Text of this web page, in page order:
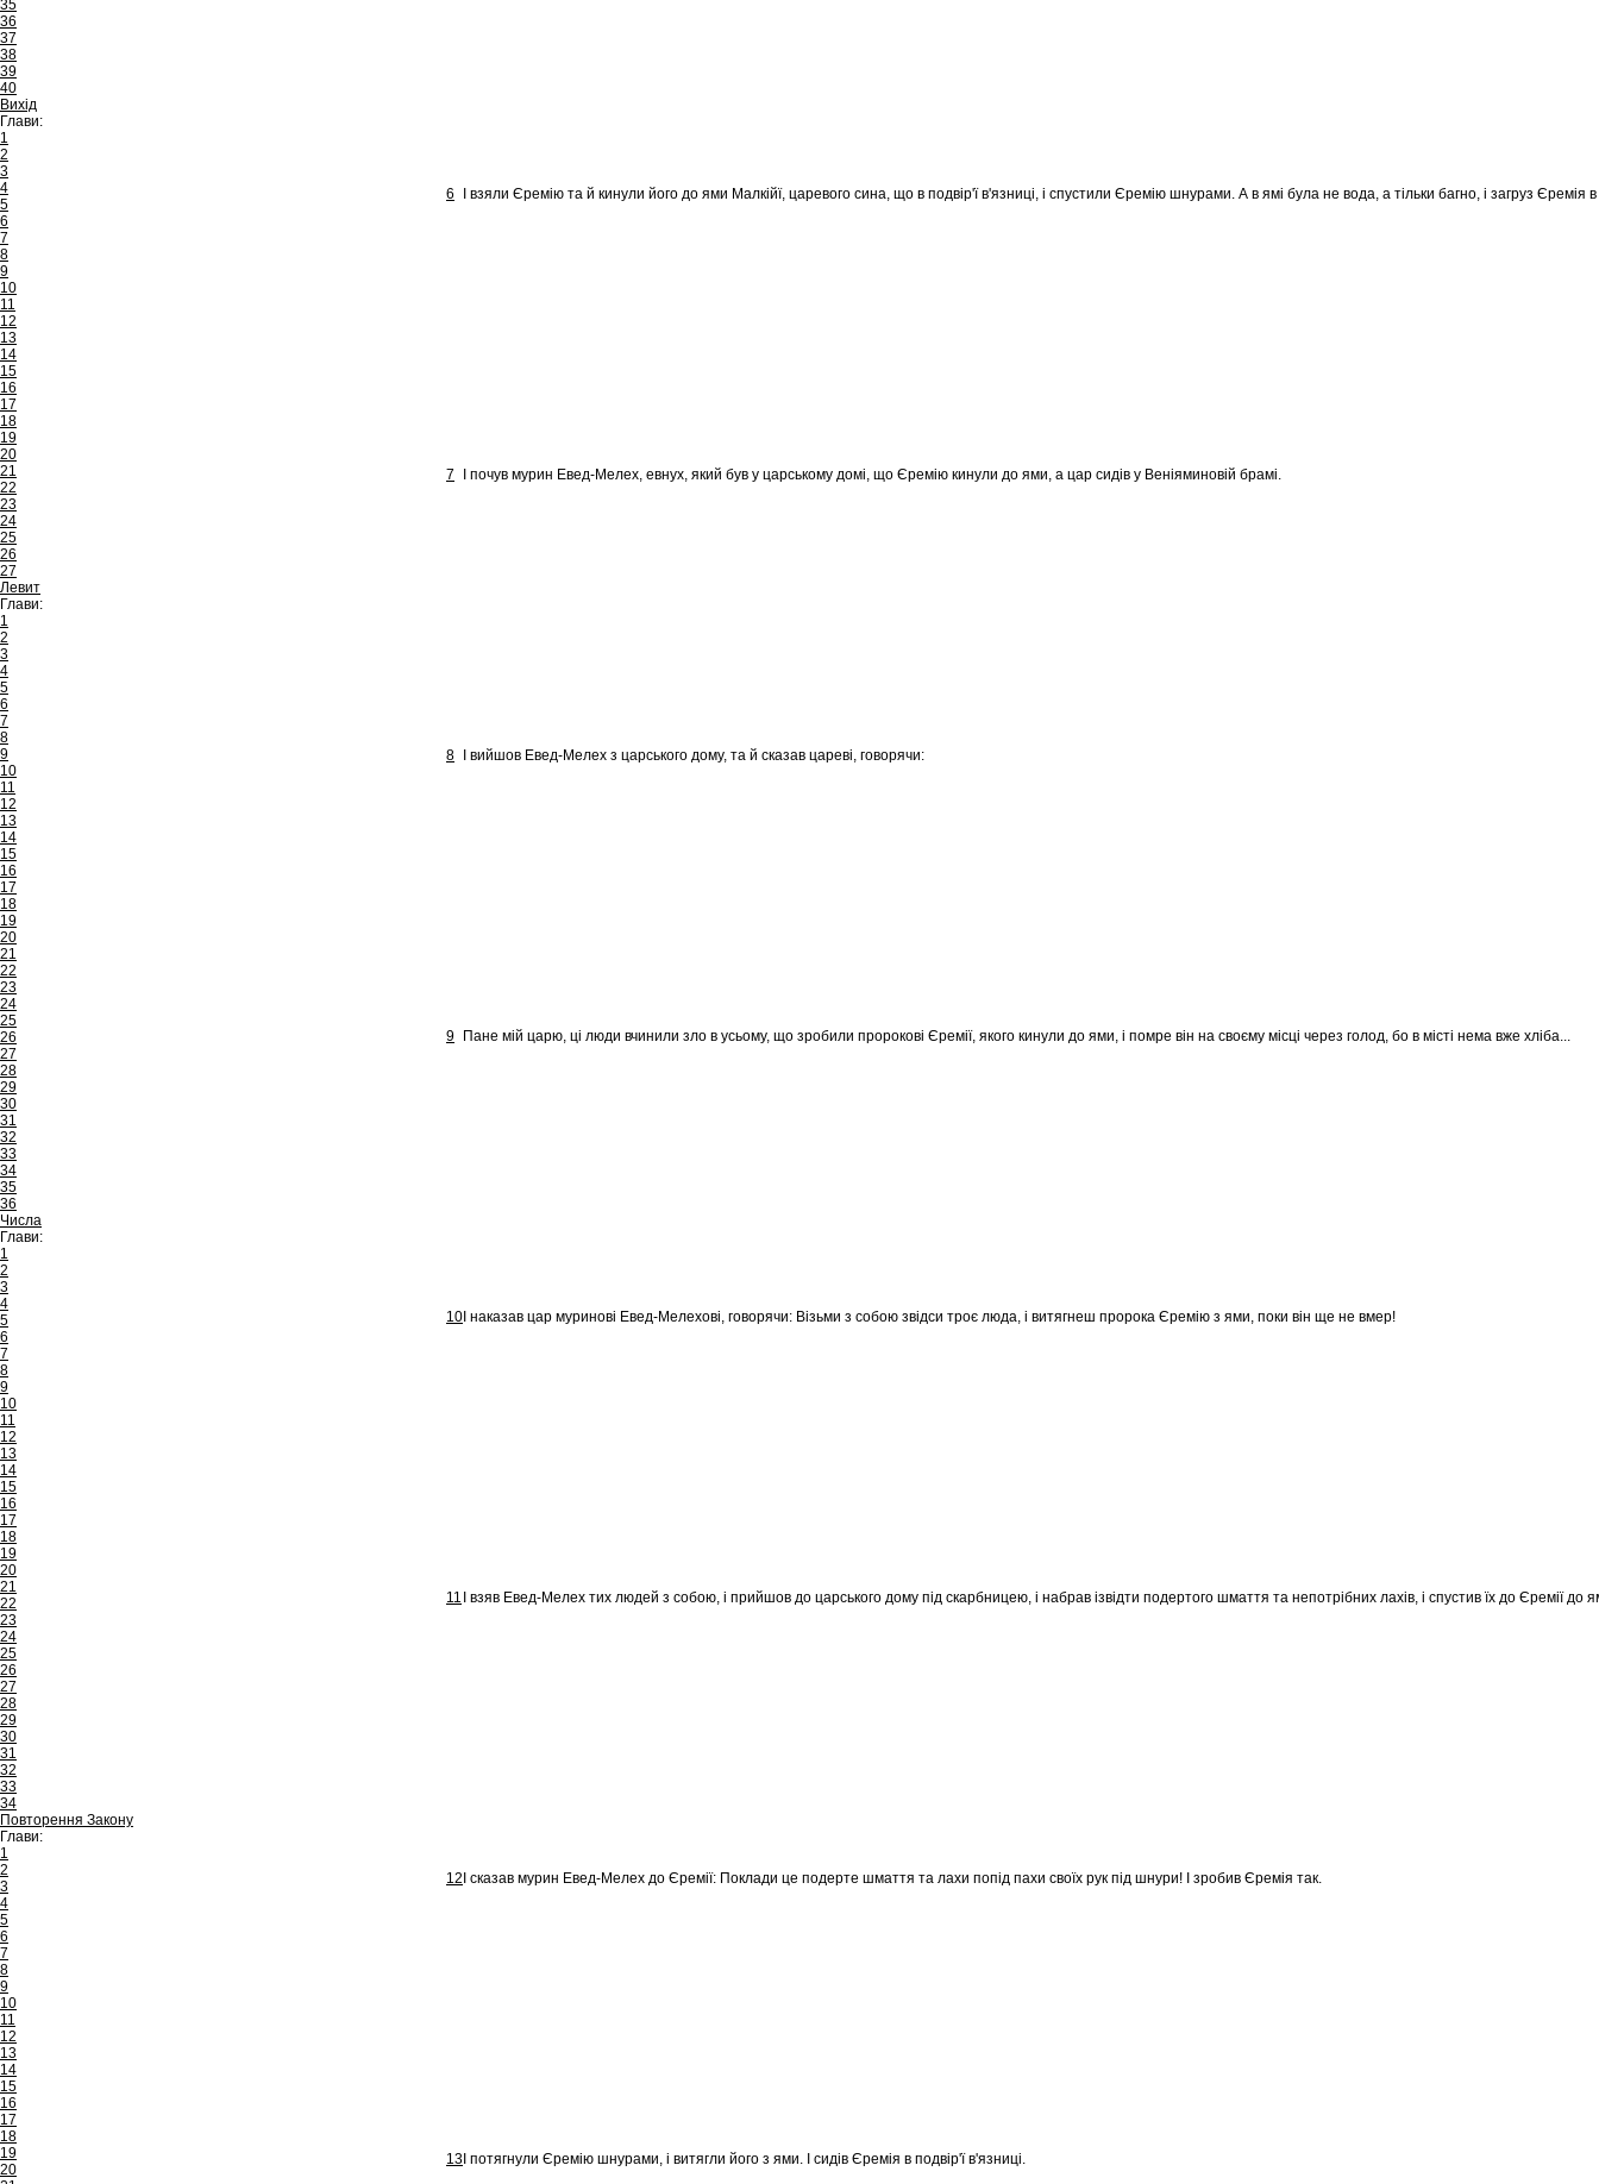
35
36
37
38
39
40
Вихід
Глави:
1
2
3
4
5
6
7
8
9
10
11
12
13
14
15
16
17
18
19
20
21
22
23
24
25
26
27
Левит
Глави:
1
2
3
4
5
6
7
8
9
10
11
12
13
14
15
16
17
18
19
20
21
22
23
24
25
26
27
28
29
30
31
32
33
34
35
36
Числа
Глави:
1
2
3
4
5
6
7
8
9
10
11
12
13
14
15
16
17
18
19
20
21
22
23
24
25
26
27
28
29
30
31
32
33
34
Повторення Закону
Глави:
1
2
3
4
5
6
7
8
9
10
11
12
13
14
15
16
17
18
19
20
6 І взяли Єремію та й кинули його до ями Малкійї, царевого сина, що в подвір'ї в'язниці, і спустили Єремію шнурами. А в ямі була не вода, а тільки багно, і загруз Єремія в
7 І почув мурин Евед-Мелех, евнух, який був у царському домі, що Єремію кинули до ями, а цар сидів у Веніяминовій брамі.
8 І вийшов Евед-Мелех з царського дому, та й сказав цареві, говорячи:
9 Пане мій царю, ці люди вчинили зло в усьому, що зробили пророкові Єремії, якого кинули до ями, і помре він на своєму місці через голод, бо в місті нема вже хліба...
10 І наказав цар муринові Евед-Мелехові, говорячи: Візьми з собою звідси троє люда, і витягнеш пророка Єремію з ями, поки він ще не вмер!
11 І взяв Евед-Мелех тих людей з собою, і прийшов до царського дому під скарбницею, і набрав ізвідти подертого шмаття та непотрібних лахів, і спустив їх до Єремії до
12 І сказав мурин Евед-Мелех до Єремії: Поклади це подерте шмаття та лахи попід пахи своїх рук під шнури! І зробив Єремія так.
13 І потягнули Єремію шнурами, і витягли його з ями. І сидів Єремія в подвір'ї в'язниці.